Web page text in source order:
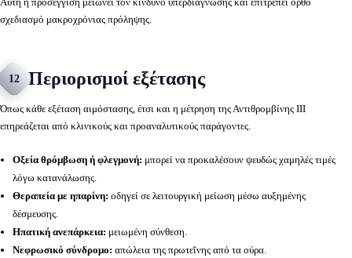
σχεδιασμό μακροχρόνιας πρόληψης.
12 Περιορισμοί εξέτασης
Όπως κάθε εξέταση αιμόστασης, έτσι και η μέτρηση της Αντιθρομβίνης ΙΙΙ
επηρεάζεται από κλινικούς και προαναλυτικούς παράγοντες.
Οξεία θρόμβωση ή φλεγμονή: μπορεί να προκαλέσουν ψευδώς χαμηλές τιμές
λόγω κατανάλωσης.
Θεραπεία με ηπαρίνη: οδηγεί σε λειτουργική μείωση μέσω αυξημένης
δέσμευσης.
Ηπατική ανεπάρκεια: μειωμένη σύνθεση.
Νεφρωσικό σύνδρομο: απώλεια της πρωτεΐνης από τα ούρα.